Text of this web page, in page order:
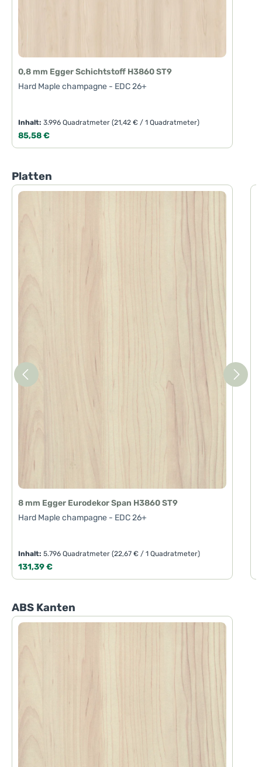
0,8 mm Egger Schichtstoff H3860 ST9
Hard Maple champagne - EDC 26+
Inhalt:3.996 Quadratmeter(21,42 € / 1 Quadratmeter)
Regulärer Preis:
85,58 €
Produktgalerie überspringen
Platten
8 mm Egger Eurodekor Span H3860 ST9
Hard Maple champagne - EDC 26+
Inhalt:5.796 Quadratmeter(22,67 € / 1 Quadratmeter)
Regulärer Preis:
131,39 €
Produktgalerie überspringen
ABS Kanten